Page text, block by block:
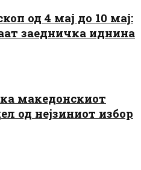
од 4 мај до 10 мај:
заедничка иднина
македонскиот
од нејзиниот избор